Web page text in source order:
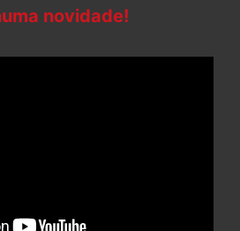
novidade!